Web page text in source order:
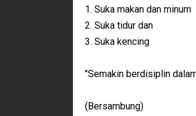
1. Suka makan dan minum
2. Suka tidur dan
3. Suka kencing
"Semakin berdisiplin
(Bersambung)